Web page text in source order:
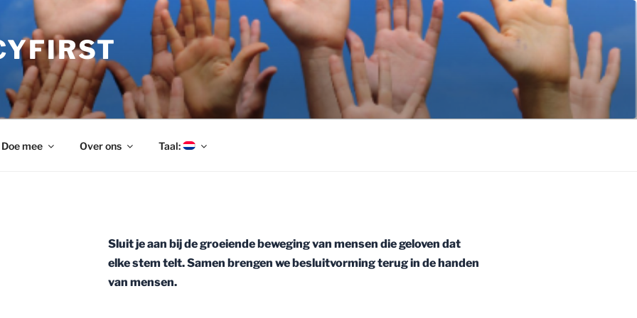
Doe mee Over ons Taal:
Sluit je aan bij de groeiende beweging van mensen die geloven dat
elke stem telt. Samen brengen we besluitvorming terug in de handen
van mensen.